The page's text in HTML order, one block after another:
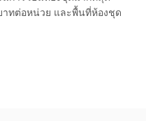
าทต่อหน่วย และพื้นที่ห้องชุด